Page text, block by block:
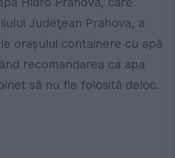
Judeţean Prahova, a
oraşului containere cu apă
recomandarea ca apa
să nu fie folosită deloc.